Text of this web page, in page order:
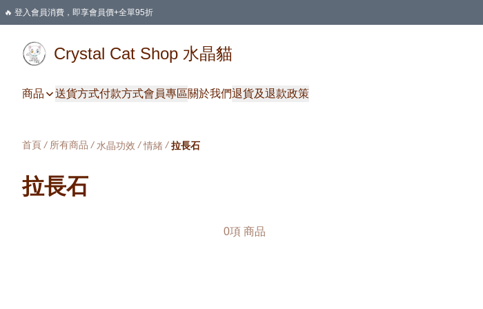
🔥 登入會員消費，即享會員價+全單95折
Crystal Cat Shop 水晶貓
商品 送貨方式付款方式會員專區關於我們退貨及退款政策
首頁 / 所有商品 / 水晶功效 / 情緒 / 拉長石
拉長石
0項 商品